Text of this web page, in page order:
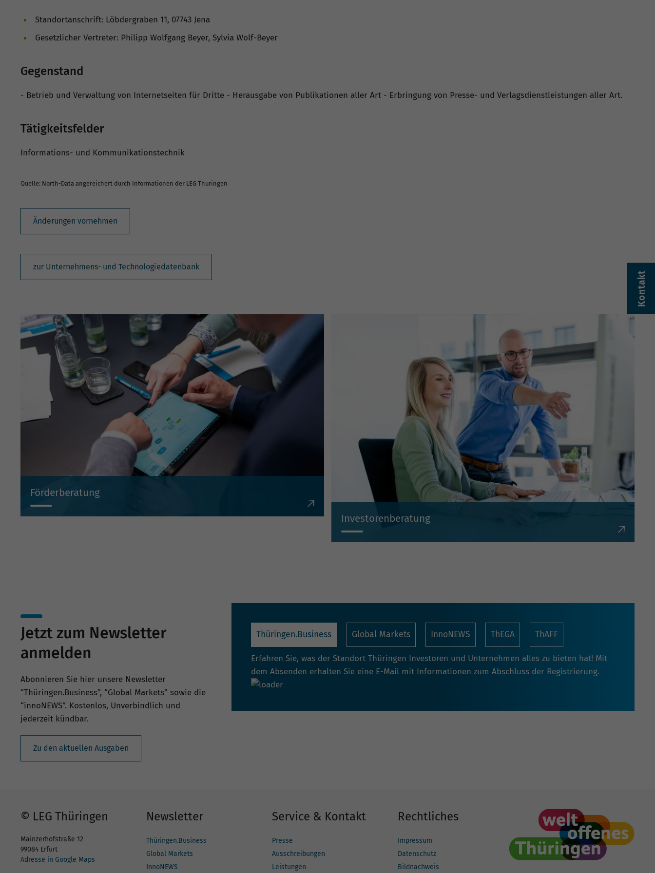
Kontakt
Standortanschrift: Löbdergraben 11, 07743 Jena
Gesetzlicher Vertreter: Philipp Wolfgang Beyer, Sylvia Wolf-Beyer
Gegenstand
- Betrieb und Verwaltung von Internetseiten für Dritte - Herausgabe von Publikationen aller Art - Erbringung von Presse- und Verlagsdienstleistungen aller Art.
Tätigkeitsfelder
Informations- und Kommunikationstechnik
Quelle: North-Data angereichert durch Informationen der LEG Thüringen
Änderungen vornehmen
zur Unternehmens- und Technologiedatenbank
Förderberatung
Investorenberatung
Jetzt zum Newsletter
anmelden
Abonnieren Sie hier unsere Newsletter
“Thüringen.Business”, “Global Markets” sowie die
“innoNEWS”. Kostenlos, Unverbindlich und
jederzeit kündbar.
Zu den aktuellen Ausgaben
Thüringen.Business Global Markets InnoNEWS ThEGA ThAFF
Erfahren Sie, was der Standort Thüringen Investoren und Unternehmen alles zu bieten hat! Mit
dem Absenden erhalten Sie eine E-Mail mit Informationen zum Abschluss der Registrierung.
© LEG Thüringen
Mainzerhofstraße 12
99084 Erfurt
Adresse in Google Maps
Newsletter
Thüringen.Business
Global Markets
InnoNEWS
Service & Kontakt
Presse
Ausschreibungen
Leistungen
Rechtliches
Impressum
Datenschutz
Bildnachweis